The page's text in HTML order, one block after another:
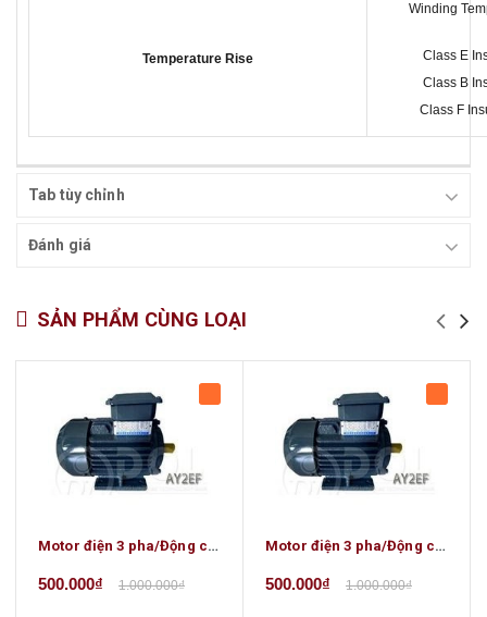
Temperature Rise
Winding
Class E
Class B
Class F
Tab tùy chỉnh
Đánh giá
SẢN PHẨM CÙNG LOẠI
Motor điện 3 pha/Động cơ điện 3 pha- 10HP/2Poles-Chân Đế
500.000₫ 1.000.000₫
Motor điện 3 pha/Động cơ điện 3 pha- 15HP/6Poles
500.000₫ 1.000.000₫